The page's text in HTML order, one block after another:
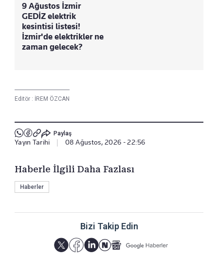
9 Ağustos İzmir
GEDİZ elektrik
kesintisi listesi!
İzmir'de elektrikler ne
zaman gelecek?
Editör : İREM ÖZCAN
Paylaş
Yayın Tarihi 08 Ağustos, 2026 - 22:56
Haberle İlgili Daha Fazlası
Haberler
Bizi Takip Edin